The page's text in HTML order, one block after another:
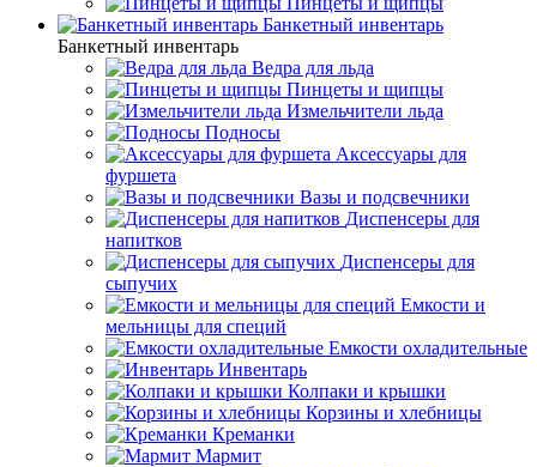
Банкетный инвентарь
Банкетный инвентарь
Ведра для льда
Пинцеты и щипцы
Измельчители льда
Подносы
Аксессуары для
фуршета
Вазы и подсвечники
Диспенсеры для
напитков
Диспенсеры для
сыпучих
Емкости и
мельницы для специй
Емкости охладительные
Инвентарь
Колпаки и крышки
Корзины и хлебницы
Креманки
Мармит